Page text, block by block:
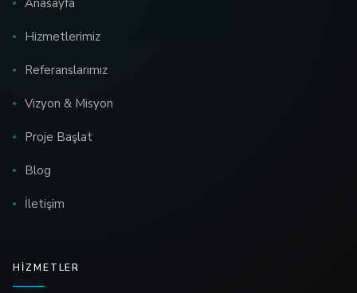
Hizmetlerimiz
Referanslarımız
Vizyon & Misyon
Proje Başlat
Blog
İletişim
HIZMETLER